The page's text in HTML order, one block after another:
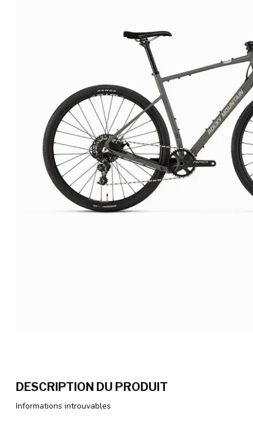
DESCRIPTION DU PRODUIT
Informations introuvables